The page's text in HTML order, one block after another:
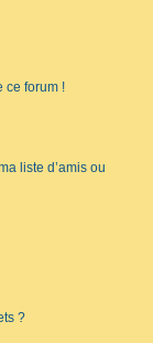
ce forum !
liste d’amis ou
?